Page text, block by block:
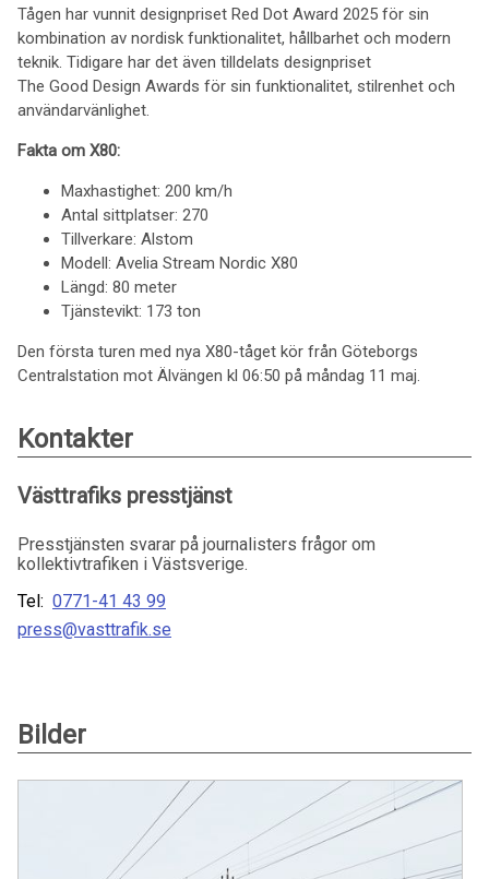
Tågen har vunnit designpriset Red Dot Award 2025 för sin
kombination av nordisk funktionalitet, hållbarhet och modern
teknik. Tidigare har det även tilldelats designpriset
The Good Design Awards för sin funktionalitet, stilrenhet och
användarvänlighet.
Fakta om X80:
Maxhastighet: 200 km/h
Antal sittplatser: 270
Tillverkare: Alstom
Modell: Avelia Stream Nordic X80
Längd: 80 meter
Tjänstevikt: 173 ton
Den första turen med nya X80-tåget kör från Göteborgs
Centralstation mot Älvängen kl 06:50 på måndag 11 maj.
Kontakter
Västtrafiks presstjänst
Presstjänsten svarar på journalisters frågor om
kollektivtrafiken i Västsverige.
Tel: 0771-41 43 99
press@vasttrafik.se
Bilder